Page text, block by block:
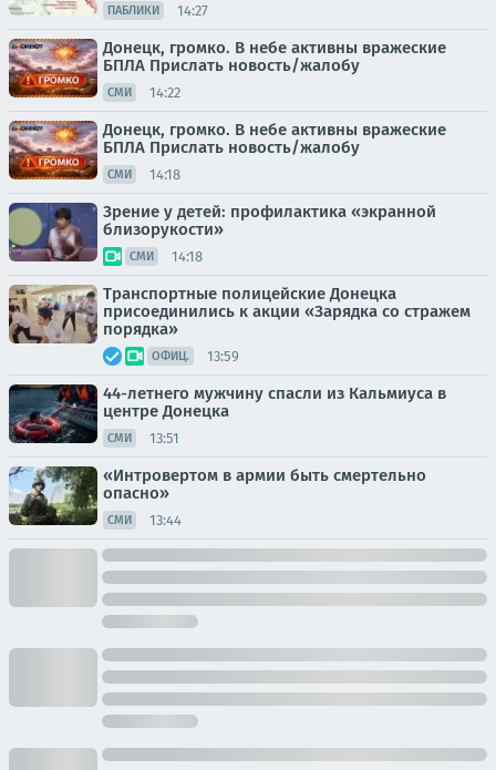
ПАБЛИКИ 14:27
Донецк, громко. В небе активны вражеские
БПЛА Прислать новость/жалобу
СМИ 14:22
Донецк, громко. В небе активны вражеские
БПЛА Прислать новость/жалобу
СМИ 14:18
Зрение у детей: профилактика «экранной
близорукости»
СМИ 14:18
Транспортные полицейские Донецка
присоединились к акции «Зарядка со стражем
порядка»
ОФИЦ. 13:59
44-летнего мужчину спасли из Кальмиуса в
центре Донецка
СМИ 13:51
«Интровертом в армии быть смертельно
опасно»
СМИ 13:44